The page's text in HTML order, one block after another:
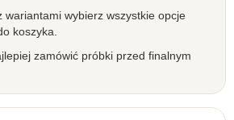
wariantami wybierz wszystkie opcje
koszyka.
zamówić próbki przed finalnym